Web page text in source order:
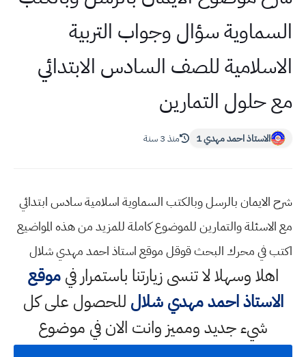
السماوية سؤال وجواب التربية
الاسلامية للصف السادس الابتدائي
مع حلول التمارين
الاستاذ احمد مهدي 1 منذ 3 سنة
شرح الايمان بالرسل وبالكتب السماوية اسلامية سادس ابتدائي
مع الاسئلة والتمارين للموضوع كاملة للمزيد من هذه المواضيع
اكتب في محرك البحث قوقل موقع استاذ احمد مهدي شلال
اهلا وسهلالا تنسى زيارتنا باستمرار فيموقع
الاستاذ احمد مهدي شلال للحصول على كل
شيء جديد ومميز وانت الان في موضوع